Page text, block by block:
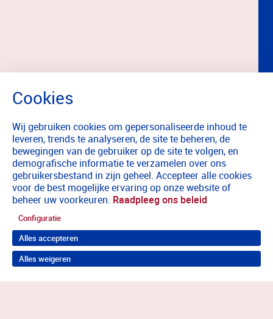
Wij gebruiken cookies om gepersonaliseerde inhoud te
leveren, trends te analyseren, de site te beheren, de
bewegingen van de gebruiker op de site te volgen, en
demografische informatie te verzamelen over ons
gebruikersbestand in zijn geheel. Accepteer alle cookies
voor de best mogelijke ervaring op onze website of
beheer uw voorkeuren. Raadpleeg ons beleid
Configuratie
Alles accepteren
Alles weigeren